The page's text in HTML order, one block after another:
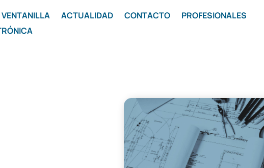
VENTANILLA ACTUALIDAD CONTACTO
PROFESIONALES